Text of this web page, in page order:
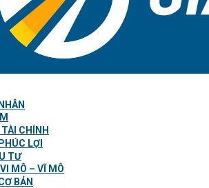
TÀI CHÍNH
LỢI
TƯ
MÔ – VĨ MÔ
BẢN